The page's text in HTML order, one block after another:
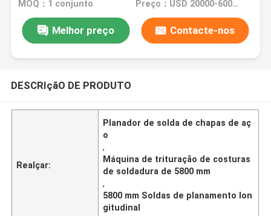
MOQ：1 conjunto Preço：USD 20000-60000 Dollar per set
Melhor preço Contacte-nos
DESCRIçãO DE PRODUTO
Realçar:
Planador de solda de chapas de aç
o
,
Máquina de trituração de costuras
de soldadura de 5800 mm
,
5800 mm Soldas de planamento lon
gitudinal